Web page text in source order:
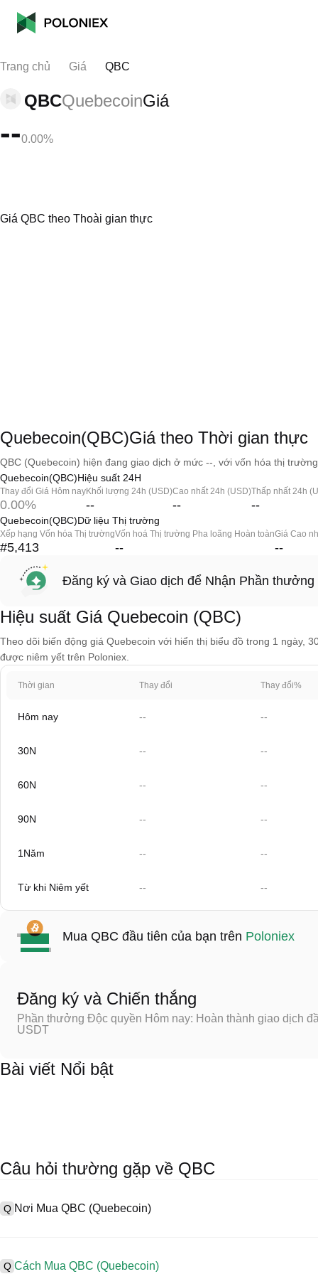
Trang chủ Giá QBC
QBCQuebecoinGiá
--0.00%
Giá QBC theo Thoài gian thực
Quebecoin(QBC)Giá theo Thời gian thực
QBC (Quebecoin) hiện đang giao dịch ở mức --, với vốn hóa thị
Quebecoin(QBC)Hiệu suất 24H
Thay đổi Giá Hôm nay
0.00%
Khối lượng 24h (USD)
--
Cao nhất 24h (USD)
--
Thấp nhất 24h
--
Quebecoin(QBC)Dữ liệu Thị trường
Xếp hạng Vốn hóa Thị trường
#5,413
Vốn hoá Thị trường Pha loãng Hoàn toàn
--
Giá Cao
--
Đăng ký và Giao dịch để Nhận Phần thưởng
Hiệu suất Giá Quebecoin (QBC)
Theo dõi biến động giá Quebecoin với hiển thị biểu đồ trong 1 ngày,
được niêm yết trên Poloniex.
Thời gian Thay đổi Thay đổi%
Hôm nay -- --
30N -- --
60N -- --
90N -- --
1Năm -- --
Từ khi Niêm yết -- --
Mua QBC đầu tiên của bạn trên Poloniex
Đăng ký và Chiến thắng
Phần thưởng Độc quyền Hôm nay: Hoàn thành giao dịch
USDT
Bài viết Nổi bật
Câu hỏi thường gặp về QBC
Q Nơi Mua QBC (Quebecoin)
cung cấp giao diện thân thiện với người dùng, thanh khoản cao
Q Cách Mua QBC (Quebecoin)